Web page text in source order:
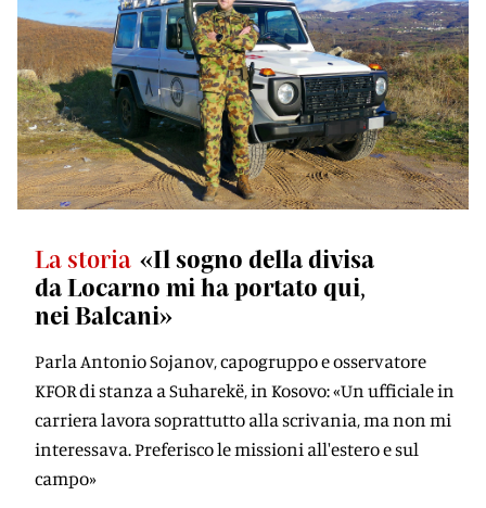
La storia «Il sogno della divisa
da Locarno mi ha portato qui,
nei Balcani»
Parla Antonio Sojanov, capogruppo e osservatore
KFOR di stanza a Suharekë, in Kosovo: «Un ufficiale in
carriera lavora soprattutto alla scrivania, ma non mi
interessava. Preferisco le missioni all'estero e sul
campo»